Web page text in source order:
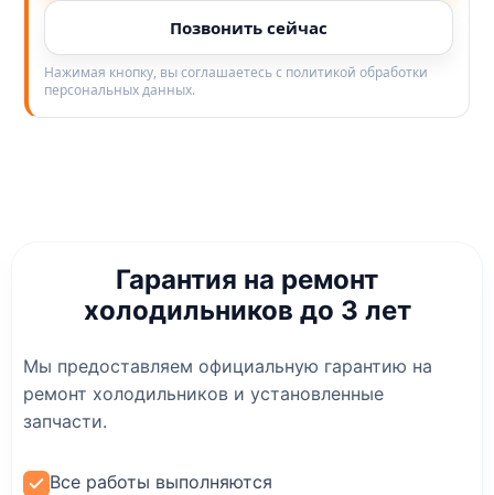
Позвонить сейчас
Нажимая кнопку, вы соглашаетесь с политикой обработки
персональных данных.
Гарантия на ремонт
холодильников до 3 лет
Мы предоставляем официальную гарантию на
ремонт холодильников и установленные
запчасти.
Все работы выполняются